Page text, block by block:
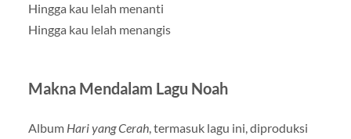
Hingga kau lelah menanti
Hingga kau lelah menangis
Makna Mendalam Lagu Noah
Album Hari yang Cerah, termasuk lagu ini, diproduksi